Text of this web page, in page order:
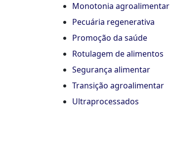
Monotonia agroalimentar
Pecuária regenerativa
Promoção da saúde
Rotulagem de alimentos
Segurança alimentar
Transição agroalimentar
Ultraprocessados